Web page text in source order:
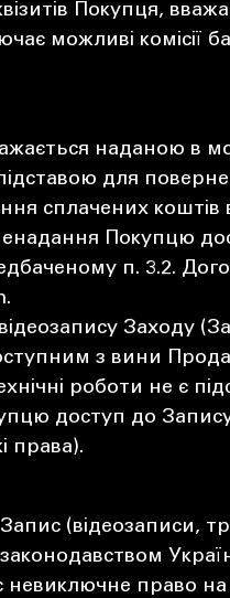
Покупця,
можливі комісії
наданою в
для
сплачених
Покупцю
п. 3.2.
Заходу
з вини
роботи не є
доступ до
права).
Запис (відеозаписи,
право